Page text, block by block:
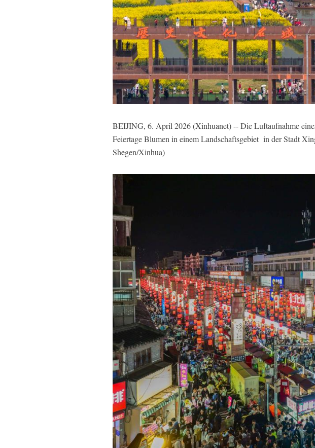
BEIJING, 6. April 2026 (Xinhuanet) -- Die Luftaufnahme
Feiertage Blumen in einem Landschaftsgebiet in der Stadt
Shegen/Xinhua)